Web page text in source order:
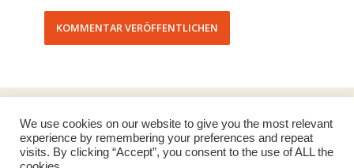
Data Protection
Imprint
We use cookies on our website to give you the most relevant
experience by remembering your preferences and repeat
visits. By clicking “Accept”, you consent to the use of ALL the